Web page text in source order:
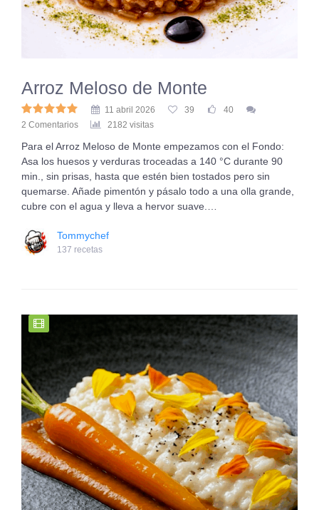
Arroz Meloso de Monte
11 abril 2026 39
40
2 Comentarios
2182 visitas
Para el Arroz Meloso de Monte empezamos con el Fondo:
Asa los huesos y verduras troceadas a 140 °C durante 90
min., sin prisas, hasta que estén bien tostados pero sin
quemarse. Añade pimentón y pásalo todo a una olla grande,
cubre con el agua y lleva a hervor suave.…
Tommychef
137 recetas